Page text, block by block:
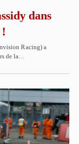
dans
Racing) a
de la…